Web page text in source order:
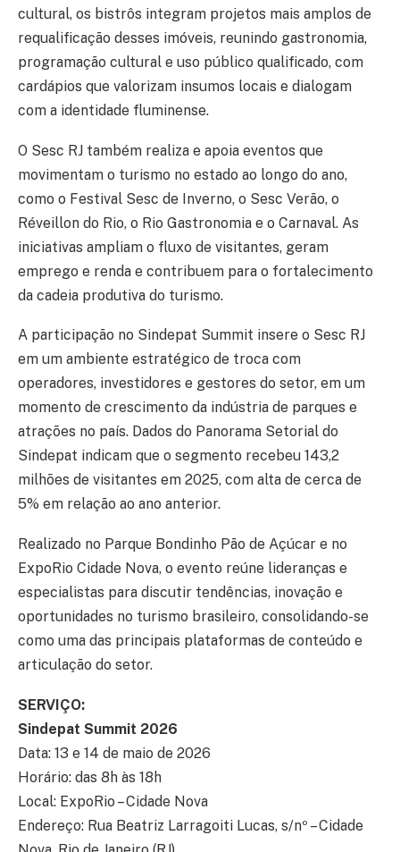
cultural, os bistrôs integram projetos mais amplos de
requalificação desses imóveis, reunindo gastronomia,
programação cultural e uso público qualificado, com
cardápios que valorizam insumos locais e dialogam
com a identidade fluminense.
O Sesc RJ também realiza e apoia eventos que
movimentam o turismo no estado ao longo do ano,
como o Festival Sesc de Inverno, o Sesc Verão, o
Réveillon do Rio, o Rio Gastronomia e o Carnaval. As
iniciativas ampliam o fluxo de visitantes, geram
emprego e renda e contribuem para o fortalecimento
da cadeia produtiva do turismo.
A participação no Sindepat Summit insere o Sesc RJ
em um ambiente estratégico de troca com
operadores, investidores e gestores do setor, em um
momento de crescimento da indústria de parques e
atrações no país. Dados do Panorama Setorial do
Sindepat indicam que o segmento recebeu 143,2
milhões de visitantes em 2025, com alta de cerca de
5% em relação ao ano anterior.
Realizado no Parque Bondinho Pão de Açúcar e no
ExpoRio Cidade Nova, o evento reúne lideranças e
especialistas para discutir tendências, inovação e
oportunidades no turismo brasileiro, consolidando-se
como uma das principais plataformas de conteúdo e
articulação do setor.
SERVIÇO:
Sindepat Summit 2026
Data: 13 e 14 de maio de 2026
Horário: das 8h às 18h
Local: ExpoRio – Cidade Nova
Endereço: Rua Beatriz Larragoiti Lucas, s/nº – Cidade